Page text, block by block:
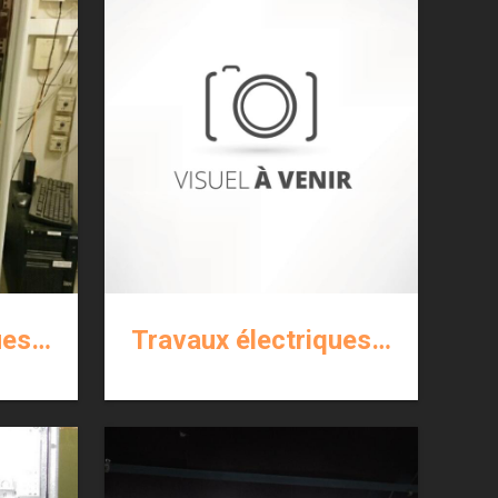
Travaux électriques courants forts et courants faibles Travaux électriques courants forts